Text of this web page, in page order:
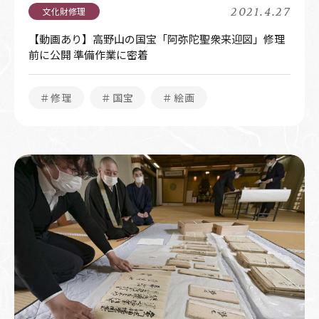
2021.4.27
【動画あり】高野山の国宝「阿弥陀聖衆来迎図」修理
前に公開 準備作業に密着
＃修理 ＃国宝 ＃絵画